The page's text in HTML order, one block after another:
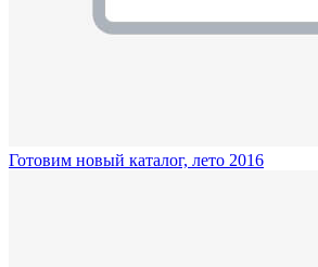
Готовим новый каталог, лето 2016